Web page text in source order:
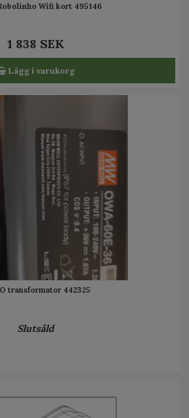
Wifi kort 495146
1 838 SEK
Lägg i varukorg
transformator 442325
Slutsåld